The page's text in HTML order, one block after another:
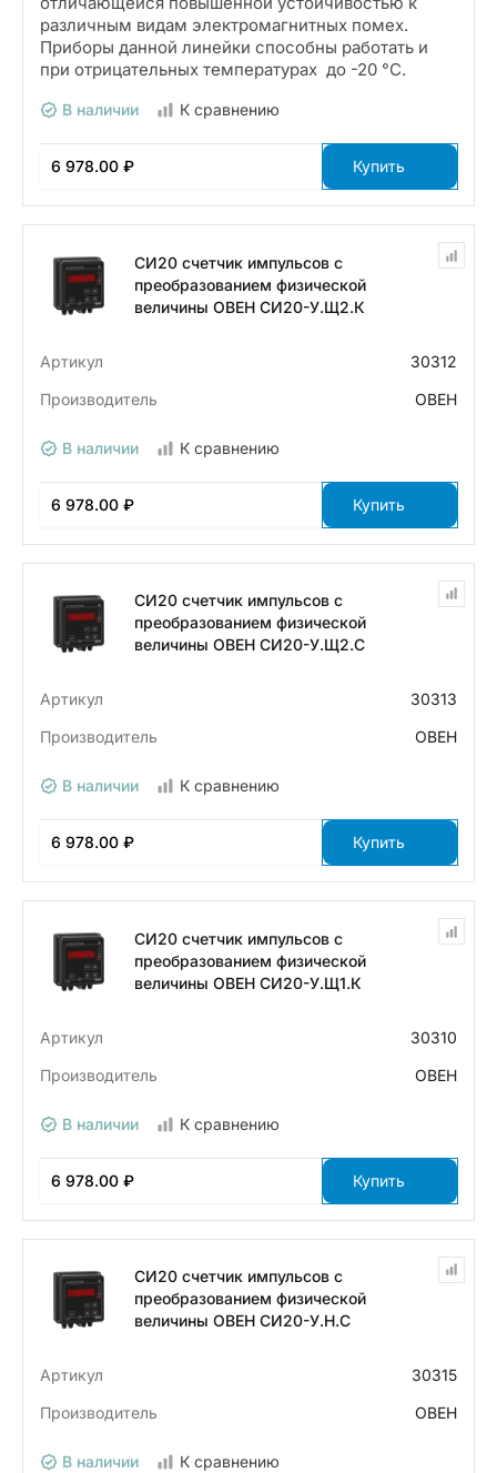
различным видам электромагнитных помех.
Приборы данной линейки способны работать и
при отрицательных температурах до -20 °С.
В наличии К сравнению
6 978.00 ₽ Купить
СИ20 счетчик импульсов с
преобразованием физической
величины ОВЕН СИ20-У.Щ2.К
Артикул
30312
Производитель
ОВЕН
В наличии К сравнению
6 978.00 ₽ Купить
СИ20 счетчик импульсов с
преобразованием физической
величины ОВЕН СИ20-У.Щ2.С
Артикул
30313
Производитель
ОВЕН
В наличии К сравнению
6 978.00 ₽ Купить
СИ20 счетчик импульсов с
преобразованием физической
величины ОВЕН СИ20-У.Щ1.К
Артикул
30310
Производитель
ОВЕН
В наличии К сравнению
6 978.00 ₽ Купить
СИ20 счетчик импульсов с
преобразованием физической
величины ОВЕН СИ20-У.Н.С
Артикул
30315
Производитель
ОВЕН
В наличии К сравнению